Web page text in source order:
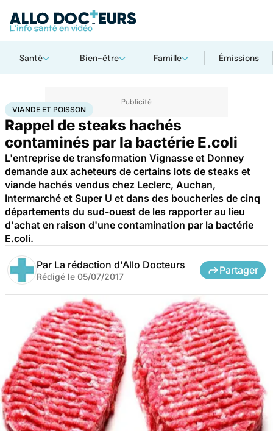
Santé Bien-être Famille Émissions
AccueilSantéViande et poisson
VIANDE ET POISSON
Rappel de steaks hachés
contaminés par la bactérie E.coli
L'entreprise de transformation Vignasse et Donney
demande aux acheteurs de certains lots de steaks et
viande hachés vendus chez Leclerc, Auchan,
Intermarché et Super U et dans des boucheries de cinq
départements du sud-ouest de les rapporter au lieu
d'achat en raison d'une contamination par la bactérie
E.coli.
Par La rédaction d'Allo Docteurs
Rédigé le 05/07/2017
Partager